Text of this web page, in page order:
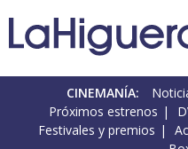
CINEMANÍA:
Próximos estrenos
Festivales y premios